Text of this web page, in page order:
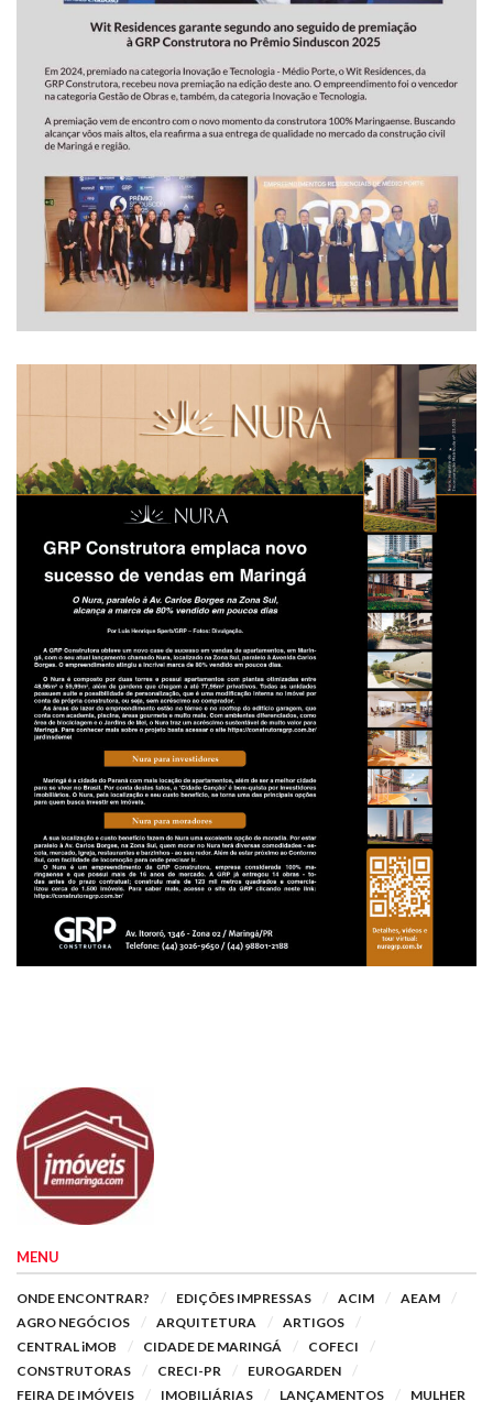
MENU
ONDE ENCONTRAR? EDIÇÕES IMPRESSAS ACIM
AEAM
AGRO NEGÓCIOS
ARQUITETURA
ARTIGOS
CENTRAL iMOB
CIDADE DE MARINGÁ
COFECI
CONSTRUTORAS
CRECI-PR
EUROGARDEN
FEIRA DE IMÓVEIS
IMOBILIÁRIAS LANÇAMENTOS
MULHER